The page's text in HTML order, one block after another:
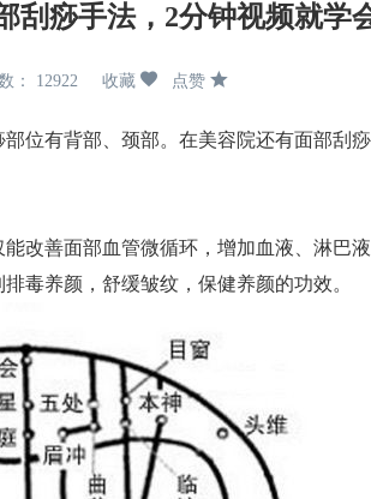
刮痧手法，2分钟视频就学
： 12922 收藏 点赞
位有背部、颈部。在美容院还有面部刮
改善面部血管微循环，增加血液、淋巴
毒养颜，舒缓皱纹，保健养颜的功效。